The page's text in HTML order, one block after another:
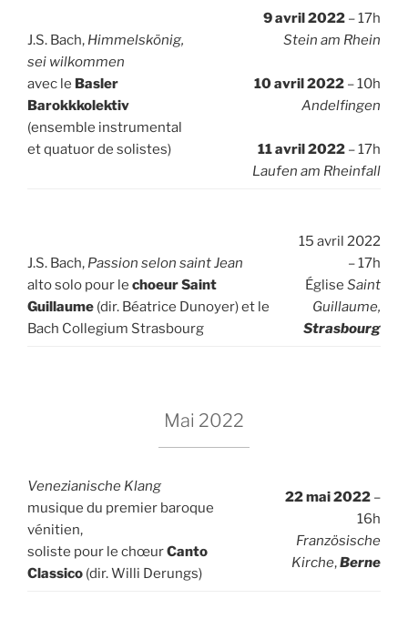
J.S. Bach, Himmelskönig,
sei wilkommen
avec le Basler
Barokkkolektiv
(ensemble instrumental
et quatuor de solistes)
9 avril 2022 – 17h
Stein am Rhein
10 avril 2022 – 10h
Andelfingen
11 avril 2022 – 17h
Laufen am Rheinfall
J.S. Bach, Passion selon saint Jean
alto solo pour le choeur Saint
Guillaume (dir. Béatrice Dunoyer) et le
Bach Collegium Strasbourg
15 avril 2022
– 17h
Église Saint
Guillaume,
Strasbourg
Mai 2022
Venezianische Klang
musique du premier baroque
vénitien,
soliste pour le chœurCanto
Classico (dir. Willi Derungs)
22 mai 2022 –
16h
Französische
Kirche,Berne